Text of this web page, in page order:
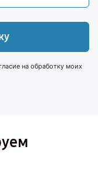
на обработку моих